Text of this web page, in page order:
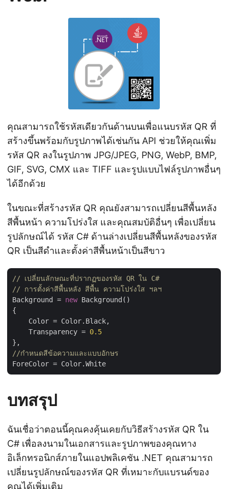
คุณสามารถใช้รหัสเดียวกันด้านบนเพื่อแนบรหัส QR ที่
สร้างขึ้นพร้อมกับรูปภาพได้เช่นกัน API ช่วยให้คุณเพิ่ม
รหัส QR ลงในรูปภาพ JPG/JPEG, PNG, WebP, BMP,
GIF, SVG, CMX และ TIFF และรูปแบบไฟล์รูปภาพอื่นๆ
ได้อีกด้วย
ในขณะที่สร้างรหัส QR คุณยังสามารถเปลี่ยนสีพื้นหลัง
สีพื้นหน้า ความโปร่งใส และคุณสมบัติอื่นๆ เพื่อเปลี่ยน
รูปลักษณ์ได้ รหัส C# ด้านล่างเปลี่ยนสีพื้นหลังของรหัส
QR เป็นสีดำและตั้งค่าสีพื้นหน้าเป็นสีขาว
// เปลี่ยนลักษณะที่ปรากฏของรหัส QR ใน C#
// การตั้งค่าสีพื้นหลัง สีพื้น ความโปร่งใส ฯลฯ
Background = new Background()
{
    Color = Color.Black,
    Transparency =
0.5
//กำหนดสีข้อความและแบบอักษร
บทสรุป
ฉันเชื่อว่าตอนนี้คุณคงคุ้นเคยกับวิธีสร้างรหัส QR ใน
C# เพื่อลงนามในเอกสารและรูปภาพของคุณทาง
อิเล็กทรอนิกส์ภายในแอปพลิเคชัน .NET คุณสามารถ
เปลี่ยนรูปลักษณ์ของรหัส QR ที่เหมาะกับแบรนด์ของ
คุณได้เพิ่มเติม